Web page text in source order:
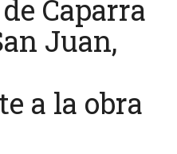
Caparra
Juan,
a la obra